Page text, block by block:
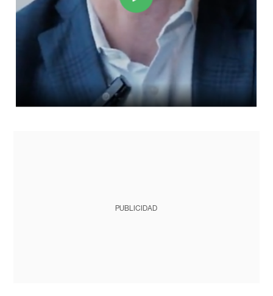
PUBLICIDAD